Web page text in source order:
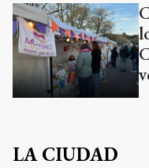
LA CIUDAD